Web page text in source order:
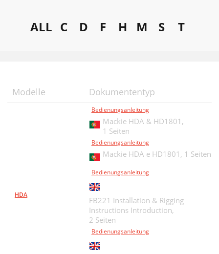
ALL C D F H M S T
Modelle Dokumententyp
HDA
Bedienungsanleitung
Mackie HDA & HD1801,
1 Seiten
Bedienungsanleitung
Mackie HDA e HD1801, 1 Seiten
Bedienungsanleitung
FB221 Installation & Rigging
Instructions Introduction,
2 Seiten
Bedienungsanleitung